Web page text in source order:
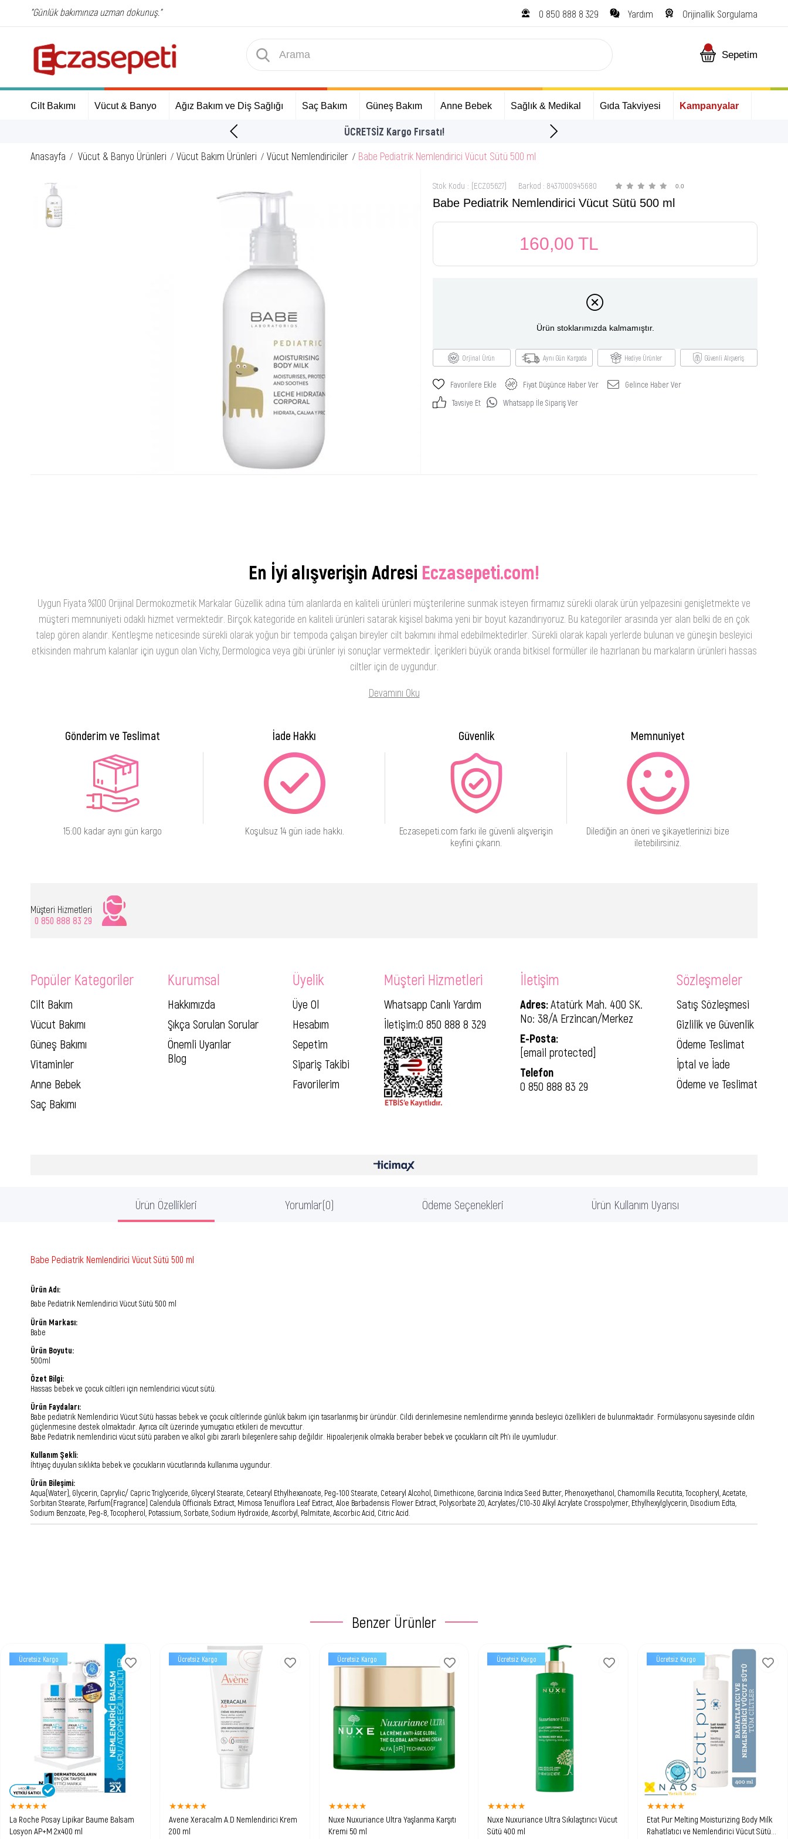
"Günlük bakımınıza uzman dokunuş." 0 850 888 8 329 Yardım Orijinallik Sorgulama
Sepetim
Cilt Bakımı Vücut & Banyo Ağız Bakım ve Diş Sağlığı Saç Bakım Güneş Bakım Anne Bebek Sağlık & Medikal Gıda Takviyesi Kampanyalar
İlk Alışverişinize Özel Hediyeler
Anasayfa
Vücut & Banyo Ürünleri Vücut Bakım Ürünleri Vücut Nemlendiriciler Babe Pediatrik Nemlendirici Vücut Sütü 500 ml
Stok Kodu (ECZ05627) Barkod : 8437000945680 0.0
Babe Pediatrik Nemlendirici Vücut Sütü 500 ml
160,00 TL
Ürün stoklarımızda kalmamıştır.
Orjinal Ürün Aynı Gün Kargoda Hediye Ürünler Güvenli Alışveriş
Favorilere Ekle Fiyat Düşünce Haber Ver
Gelince Haber Ver
Tavsiye Et
Whatsapp İle Sipariş Ver
En İyi alışverişin Adresi Eczasepeti.com!
Uygun Fiyata %100 Orijinal Dermokozmetik Markalar Güzellik adına tüm alanlarda en kaliteli ürünleri müşterilerine sunmak isteyen firmamız sürekli olarak ürün yelpazesini genişletmekte ve
müşteri memnuniyeti odaklı hizmet vermektedir. Birçok kategoride en kaliteli ürünleri satarak kişisel bakıma yeni bir boyut kazandırıyoruz. Bu kategoriler arasında yer alan belki de en çok
talep gören alandır. Kentleşme neticesinde sürekli olarak yoğun bir tempoda çalışan bireyler cilt bakımını ihmal edebilmektedirler. Sürekli olarak kapalı yerlerde bulunan ve güneşin besleyici
etkisinden mahrum kalanlar için uygun olan Vichy, Dermologica veya gibi ürünler iyi sonuçlar vermektedir. İçerikleri büyük oranda bitkisel formüller ile hazırlanan bu markaların ürünleri hassas
ciltler için de uygundur.
Devamını Oku
Gönderim ve Teslimat
15:00 kadar aynı gün kargo
İade Hakkı
Koşulsuz 14 gün iade hakkı.
Güvenlik
Eczasepeti.com farkı ile güvenli alışverişin
keyfini çıkarın.
Memnuniyet
Dilediğin an öneri ve şikayetlerinizi bize
iletebilirsiniz.
Müşteri Hizmetleri
0 850 888 83 29
Popüler Kategoriler
Cilt Bakım
Vücut Bakımı
Güneş Bakımı
Vitaminler
Anne Bebek
Saç Bakımı
Kurumsal
Hakkımızda
Şıkça Sorulan Sorular
Önemli Uyarılar
Blog
Üyelik
Üye Ol
Hesabım
Sepetim
Sipariş Takibi
Favorilerim
Müşteri Hizmetleri
Whatsapp Canlı Yardım
İletişim:0 850 888 8 329
İletişim
Adres:Atatürk Mah. 400 SK.
No: 38/A Erzincan/Merkez
E-Posta:
[email protected]
Telefon
0 850 888 83 29
Sözleşmeler
Satış Sözleşmesi
Gizlilik ve Güvenlik
Ödeme Teslimat
İptal ve İade
Ödeme ve Teslimat
Ürün Özellikleri Yorumlar(0) Ödeme Seçenekleri Ürün Kullanım Uyarısı
Babe Pediatrik Nemlendirici Vücut Sütü 500 ml
Ürün Adı:
Babe Pediatrik Nemlendirici Vücut Sütü 500 ml
Ürün Markası:
Babe
Ürün Boyutu:
500ml
Özet Bilgi:
Hassas bebek ve çocuk ciltleri için nemlendirici vücut sütü.
Ürün Faydaları:
Babe pediatrik Nemlendirici Vücut Sütü hassas bebek ve çocuk ciltlerinde günlük bakım için tasarlanmış bir üründür. Cildi derinlemesine nemlendirme yanında besleyici özellikleri de bulunmaktadır. Formülasyonu sayesinde cildin
güçlenmesine destek olmaktadır. Ayrıca cilt üzerinde yumuşatıcı etkileri de mevcuttur.
Babe Pediatrik nemlendirici vücut sütü paraben ve alkol gibi zararlı bileşenlere sahip değildir. Hipoalerjenik olmakla beraber bebek ve çocukların cilt Ph’ı ile uyumludur.
Kullanım Şekli:
İhtiyaç duyulan sıklıkta bebek ve çocukların vücutlarında kullanıma uygundur.
Ürün Bileşimi:
Aqua(Water), Glycerin, Caprylic/ Capric Triglyceride, Glyceryl Stearate, Cetearyl Ethylhexanoate, Peg-100 Stearate, Cetearyl Alcohol, Dimethicone, Garcinia Indica Seed Butter, Phenoxyethanol, Chamomilla Recutita, Tocopheryl, Acetate,
Sorbitan Stearate, Parfum(Fragrance) Calendula Officinals Extract, Mimosa Tenuiflora Leaf Extract, Aloe Barbadensis Flower Extract, Polysorbate 20, Acrylates/C10-30 Alkyl Acrylate Crosspolymer, Ethylhexylglycerin, Disodium Edta,
Sodium Benzoate, Peg-8, Tocopherol, Potassium, Sorbate, Sodium Hydroxide, Ascorbyl, Palmitate, Ascorbic Acid, Citric Acid.
Benzer Ürünler
★★★★★
La Roche Posay Lipikar Baume Balsam
Losyon AP+M 2x400 ml
Ücretsiz Kargo
★★★★★
Avene Xeracalm A.D Nemlendirici Krem
200 ml
Ücretsiz Kargo
★★★★★
Nuxe Nuxuriance Ultra Yaşlanma Karşıtı
Kremi 50 ml
Ücretsiz Kargo
★★★★★
Nuxe Nuxuriance Ultra Sıkılaştırıcı Vücut
Sütü 400 ml
Ücretsiz Kargo
★★★★★
Etat Pur Melting Moisturizing Body Milk
Rahatlatıcı ve Nemlendirici Vücut Sütü
Ücretsiz Kargo